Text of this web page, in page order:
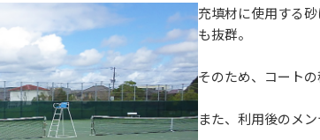
充填材に使用する
も抜群。
そのため、コート
また、利用後のメ